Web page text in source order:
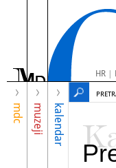
HR|
mdc muzeji kalendar